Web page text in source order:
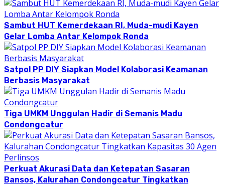
Sambut HUT Kemerdekaan RI, Muda-mudi Kayen
Gelar Lomba Antar Kelompok Ronda
Satpol PP DIY Siapkan Model Kolaborasi Keamanan
Berbasis Masyarakat
Tiga UMKM Unggulan Hadir di Semanis Madu
Condongcatur
Perkuat Akurasi Data dan Ketepatan Sasaran
Bansos, Kalurahan Condongcatur Tingkatkan